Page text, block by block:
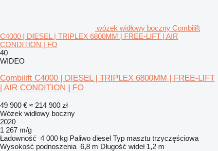
wózek widłowy boczny Combilift
C4000 | DIESEL | TRIPLEX 6800MM | FREE-LIFT | AIR
CONDITION | FO
40
WIDEO
Combilift C4000 | DIESEL | TRIPLEX 6800MM | FREE-LIFT
| AIR CONDITION | FO
49 900 € ≈ 214 900 zł
Wózek widłowy boczny
2020
1 267 m/g
Ładowność 4 000 kg Paliwo diesel Typ masztu trzyczęściowa
Wysokość podnoszenia 6,8 m Długość wideł 1,2 m